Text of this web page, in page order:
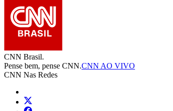
CNN Brasil.
Pense bem, pense CNN.CNN AO VIVO
CNN Nas Redes